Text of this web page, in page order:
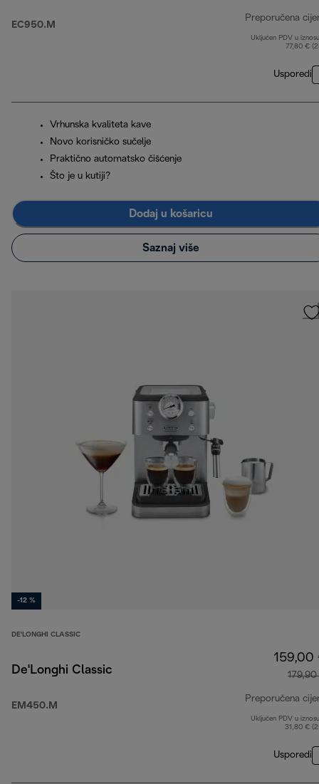
EC950.M
Preporučena
Uključen PDV u
77,80 €
Usporedi
Vrhunska kvaliteta kave
Novo korisničko sučelje
Praktično automatsko čišćenje
Što je u kutiji?
Dodaj u košaricu
Saznaj više
-12 %
DE'LONGHI CLASSIC
De'Longhi Classic
EM450.M
159,00
Preporučena
Uključen PDV u
31,80 €
Usporedi